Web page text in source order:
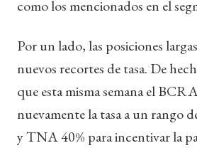
como los mencionados en el
Por un lado, las posiciones
nuevos recortes de tasa. De
que esta misma semana el
nuevamente la tasa a un rango
y TNA 40% para incentivar la